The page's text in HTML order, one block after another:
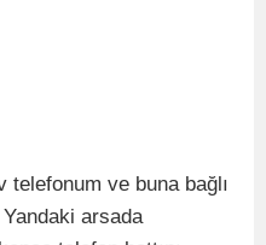
telefonum ve buna bağlı
arsada